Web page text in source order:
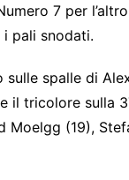
7 per
pali snodati.
spalle di
il tricolore sulla
(19),